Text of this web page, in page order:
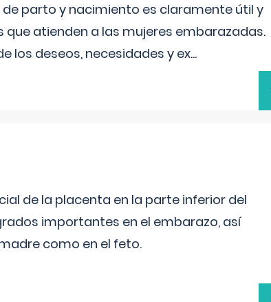
parto y nacimiento es claramente útil y
atienden a las mujeres embarazadas.
los deseos, necesidades y ex...
de la placenta en la parte inferior del
importantes en el embarazo, así
como en el feto.